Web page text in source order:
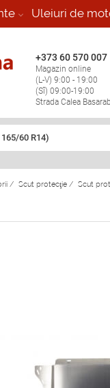
Uleiuri de
+373 60 570 007
Magazin online
(L-V) 9:00 - 19:00
(Sî) 09:00-19:00
Strada Calea
60 R14)
/ Scut protecţie / Scut